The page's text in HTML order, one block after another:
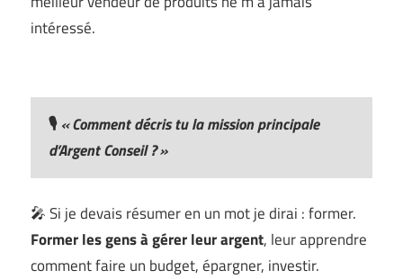
intéressé.
🎙️« Comment décris tu la mission principale
d’Argent Conseil ?»
🎤 Si je devais résumer en un mot je dirai : former.
Former les gens à gérer leur argent, leur apprendre
comment faire un budget, épargner, investir.